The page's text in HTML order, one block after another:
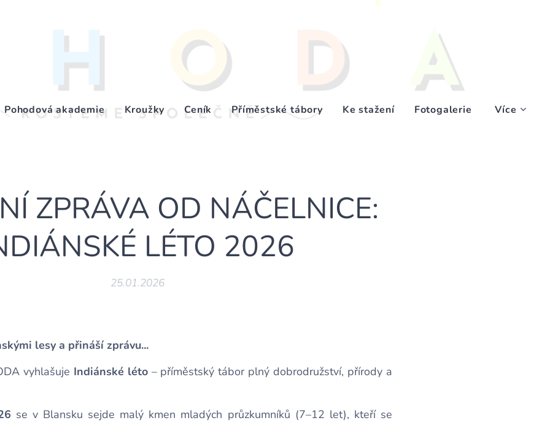
Pohodová akademie Kroužky Ceník Příměstské tábory Ke stažení Fotogalerie Více
ZPRÁVA OD NÁČELNICE:
LÉTO 2026
25.01.2026
lesy a přináší zprávu...
vyhlašuje Indiánské léto– příměstský tábor plný dobrodružství, přírody a
se v Blansku sejde malý kmen mladých průzkumníků (7–12 let), kteří se